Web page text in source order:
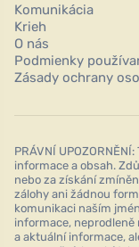
Komunikácia
Krieh
O nás
Podmienky
Zásady ochrany
PRÁVNÍ
informace a obsah.
nebo za získání
zálohy ani žádnou
komunikaci naším
informace,
a aktuální informace,